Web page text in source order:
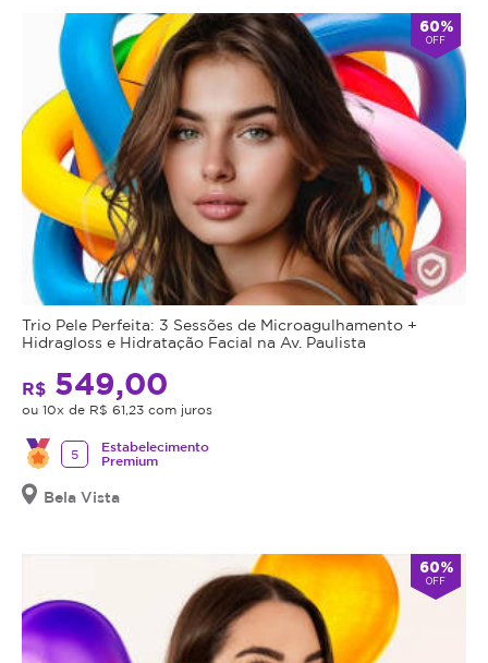
60%
OFF
Trio Pele Perfeita: 3 Sessões de Microagulhamento +
Hidragloss e Hidratação Facial na Av. Paulista
R$ 549,00
ou 10x de R$ 61,23 com juros
5
Estabelecimento
Premium
Bela Vista
60%
OFF